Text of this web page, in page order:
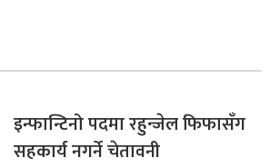
इन्फान्टिनो पदमा रहुन्जेल फिफासँग
सहकार्य नगर्ने चेतावनी